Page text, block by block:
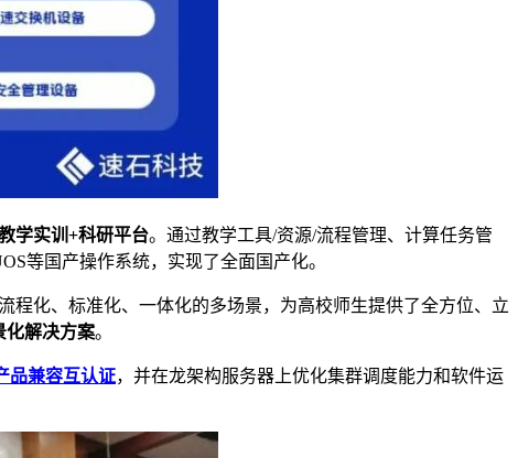
学实训+科研平台。通过教学工具/资源/流程管理、计算任务管
等国产操作系统，实现了全面国产化。
程化、标准化、一体化的多场景，为高校师生提供了全方位、立
化解决方案。
品兼容互认证，并在龙架构服务器上优化集群调度能力和软件运